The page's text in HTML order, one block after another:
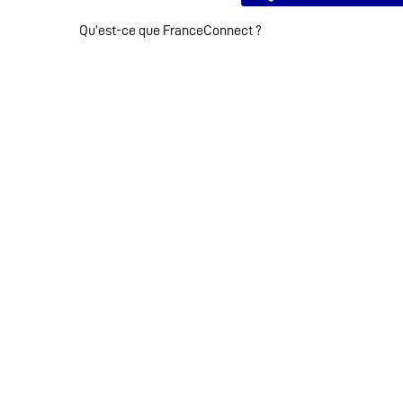
Qu’est-ce que FranceConnect ?